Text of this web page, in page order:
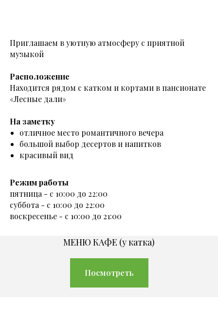
Приглашаем в уютную атмосферу с приятной
музыкой
Расположение
Находится рядом с катком и кортами в пансионате
«Лесные дали»
На заметку
отличное место романтичного вечера
большой выбор десертов и напитков
красивый вид
Режим работы
пятница - с 10:00 до 22:00
суббота - с 10:00 до 22:00
воскресенье - с 10:00 до 21:00
МЕНЮ КАФЕ (у катка)
Посмотреть